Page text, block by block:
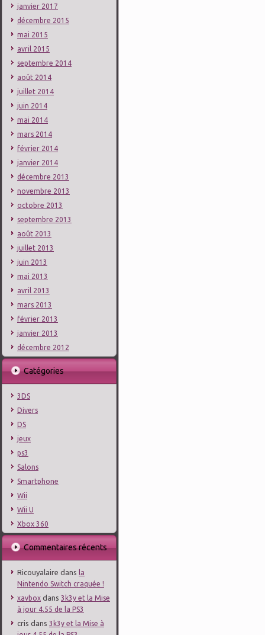
janvier 2017
décembre 2015
mai 2015
avril 2015
septembre 2014
août 2014
juillet 2014
juin 2014
mai 2014
mars 2014
février 2014
janvier 2014
décembre 2013
novembre 2013
octobre 2013
septembre 2013
août 2013
juillet 2013
juin 2013
mai 2013
avril 2013
mars 2013
février 2013
janvier 2013
décembre 2012
Catégories
3DS
Divers
DS
jeux
ps3
Salons
Smartphone
Wii
Wii U
Xbox 360
Commentaires récents
Ricouyalaire dans la
Nintendo Switch craquée !
xavbox dans 3k3y et la Mise
à jour 4.55 de la PS3
cris dans 3k3y et la Mise à